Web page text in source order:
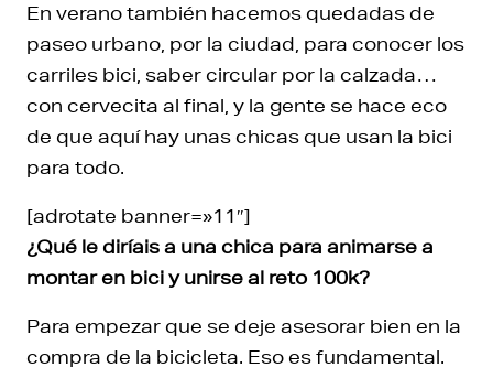
En verano también hacemos quedadas de
paseo urbano, por la ciudad, para conocer los
carriles bici, saber circular por la calzada…
con cervecita al final, y la gente se hace eco
de que aquí hay unas chicas que usan la bici
para todo.
[adrotate banner=»11″]
¿Qué le diríais a una chica para animarse a
montar en bici y unirse al reto 100k?
Para empezar que se deje asesorar bien en la
compra de la bicicleta. Eso es fundamental.